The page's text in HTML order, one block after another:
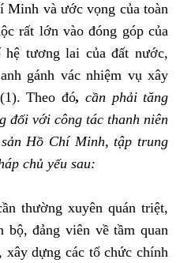
Minh và ước vọng của toàn
rất lớn vào đóng góp của
tương lai của đất nước,
gánh vác nhiệm vụ xây
Theo đó, cần phải tăng
đối với công tác thanh niên
Hồ Chí Minh, tập trung
chủ yếu sau:
thường xuyên quán triệt,
bộ, đảng viên về tầm quan
xây dựng các tổ chức chính